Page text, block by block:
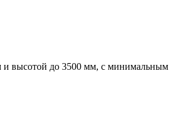
и высотой до 3500 мм, с минимальным